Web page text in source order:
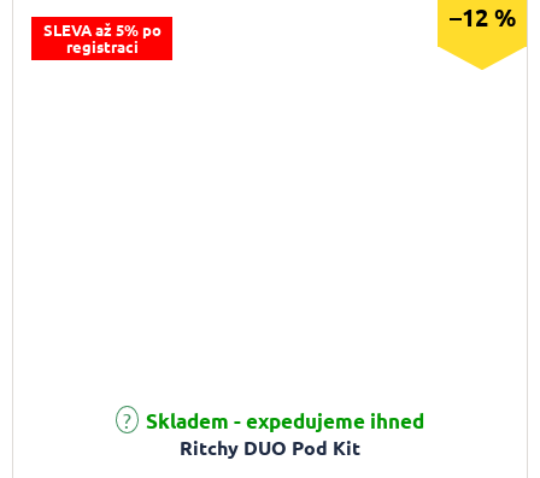
SLEVA až 5% po
registraci
–12 %
Ritchy DUO Pod Kit
Průměrné hodnocení produktu je 5,0 z 5 hvězdiček.
Skladem - expedujeme ihned